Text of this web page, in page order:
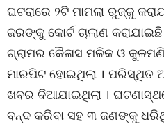
ଘଟରାରେ ୨ଟି ମାମଲା ରୁଜ୍ଜୁ
ଜରଙ୍କୁ କୋର୍ଟ ଚାଲାଣ
ଗ୍ରାମର କୈଳାସ ମଳିକ ଓ
ମାରପିଟ ହୋଇଥିଲା । ପରିସ୍ଥିତ
ଖବର ଦିଆଯାଇଥିଲା ।
ବନ୍ଦ କରିବା ସହ ୩ ଜଣଙ୍କୁ